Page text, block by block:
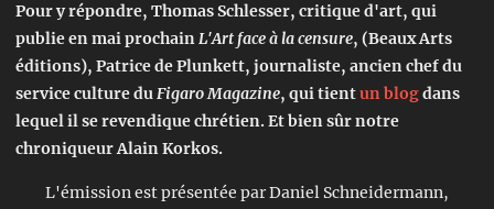
Pour y répondre, Thomas Schlesser, critique d'art, qui
publie en mai prochainL'Art face à la censure, (Beaux Arts
éditions), Patrice de Plunkett, journaliste, ancien chef du
service culture duFigaro Magazine, qui tientun blogdans
lequel il se revendique chrétien. Et bien sûr notre
chroniqueur Alain Korkos.
L'émission est présentée par Daniel Schneidermann,